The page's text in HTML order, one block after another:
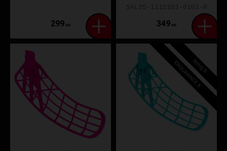
299 KR 349 KR
NYHET!
ENDURANCE X